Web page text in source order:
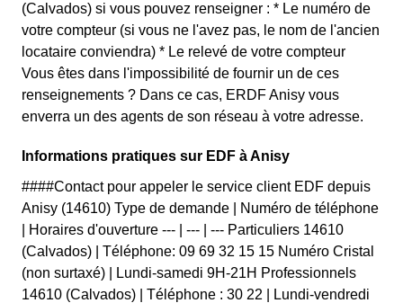
(Calvados) si vous pouvez renseigner : * Le numéro de
votre compteur (si vous ne l'avez pas, le nom de l'ancien
locataire conviendra) * Le relevé de votre compteur
Vous êtes dans l'impossibilité de fournir un de ces
renseignements ? Dans ce cas, ERDF Anisy vous
enverra un des agents de son réseau à votre adresse.
Informations pratiques sur EDF à Anisy
####Contact pour appeler le service client EDF depuis
Anisy (14610) Type de demande | Numéro de téléphone
| Horaires d'ouverture --- | --- | --- Particuliers 14610
(Calvados) | Téléphone: 09 69 32 15 15 Numéro Cristal
(non surtaxé) | Lundi-samedi 9H-21H Professionnels
14610 (Calvados) | Téléphone : 30 22 | Lundi-vendredi